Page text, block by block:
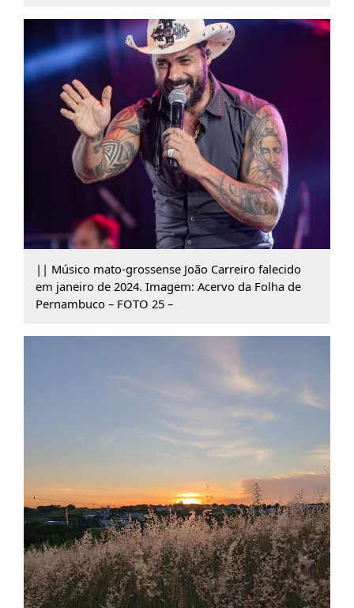
|| Músico mato-grossense João Carreiro falecido
em janeiro de 2024. Imagem: Acervo da Folha de
Pernambuco – FOTO 25 –